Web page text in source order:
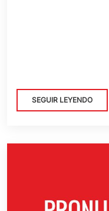
SEGUIR LEYENDO